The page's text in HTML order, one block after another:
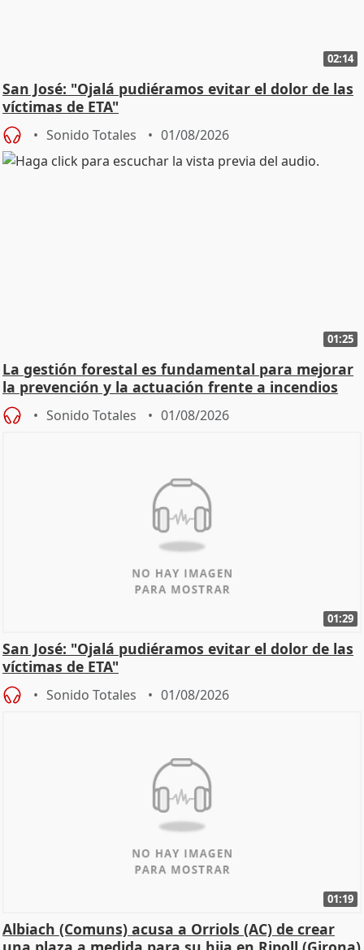
02:14
San José: "Ojalá pudiéramos evitar el dolor de las
víctimas de ETA"
Sonido Totales 01/08/2026
01:25
La gestión forestal es fundamental para mejorar
la prevención y la actuación frente a incendios
Sonido Totales 01/08/2026
01:29
San José: "Ojalá pudiéramos evitar el dolor de las
víctimas de ETA"
Sonido Totales 01/08/2026
01:19
Albiach (Comuns) acusa a Orriols (AC) de crear